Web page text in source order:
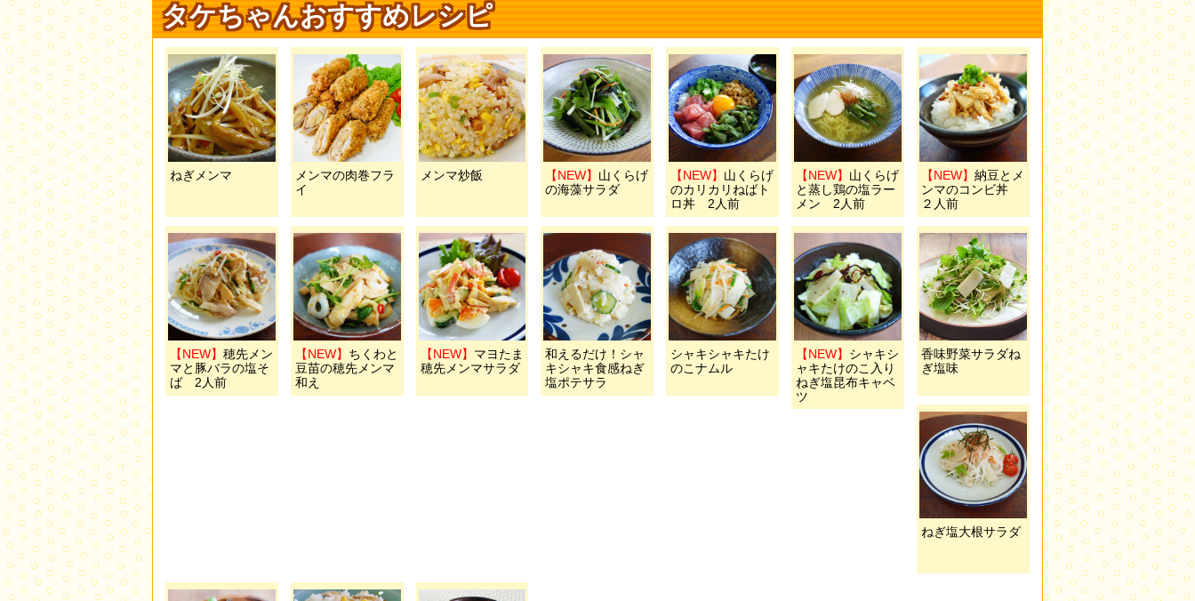
タケちゃんおすすめレシピ
ねぎメンマ
メンマの肉巻フラ
イ
メンマ炒飯 【NEW】 山くらげ
の海藻サラダ
【NEW】 山くらげ
のカリカリねばト
ロ丼 2人前
【NEW】 山くらげ
と蒸し鶏の塩ラー
メン 2人前
【NEW】 納豆とメ
ンマのコンビ丼
２人前
【NEW】 穂先メン
マと豚バラの塩そ
ば 2人前
【NEW】 ちくわと
豆苗の穂先メンマ
和え
【NEW】 マヨたま
穂先メンマサラダ
和えるだけ！シャ
キシャキ食感ねぎ
塩ポテサラ
シャキシャキたけ
のこナムル
【NEW】 シャキシ
ャキたけのこ入り
ねぎ塩昆布キャベ
ツ
香味野菜サラダね
ぎ塩味
ねぎ塩大根サラダ